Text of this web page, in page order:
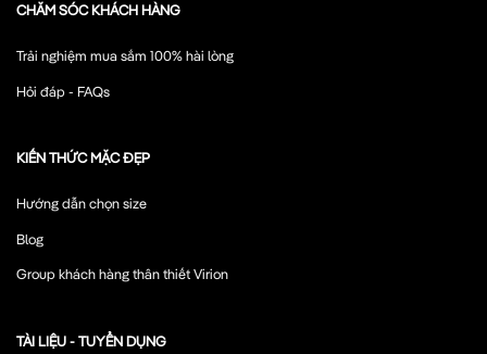
CHĂM SÓC KHÁCH HÀNG
Trải nghiệm mua sắm 100% hài lòng
Hỏi đáp - FAQs
KIẾN THỨC MẶC ĐẸP
Hướng dẫn chọn size
Blog
Group khách hàng thân thiết Virion
TÀI LIỆU - TUYỂN DỤNG